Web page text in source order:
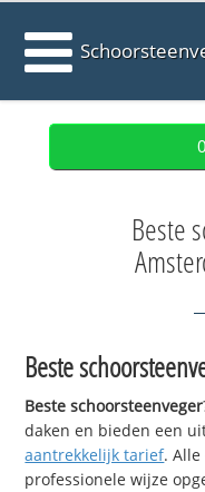
Beste
Beste
Beste schoorsteenveger
daken en bieden een
aantrekkelijk tarief.
professionele wijze